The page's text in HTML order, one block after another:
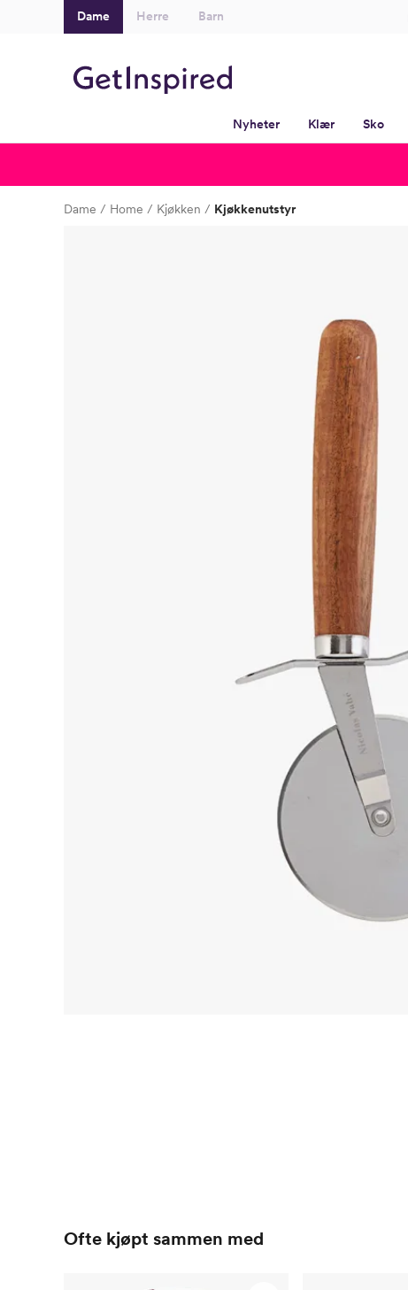
Dame Herre Barn
Nyheter Klær Sko
Dame Home Kjøkken Kjøkkenutstyr
Ofte kjøpt sammen med